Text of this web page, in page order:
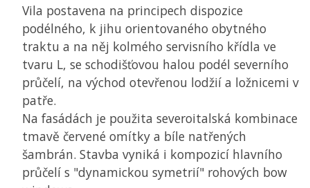
Vila postavena na principech dispozice
podélného, k jihu orientovaného obytného
traktu a na něj kolmého servisního křídla ve
tvaru L, se schodišťovou halou podél severního
průčelí, na východ otevřenou lodžií a ložnicemi v
patře.
Na fasádách je použita severoitalská kombinace
tmavě červené omítky a bíle natřených
šambrán. Stavba vyniká i kompozicí hlavního
průčelí s "dynamickou symetrií" rohových bow